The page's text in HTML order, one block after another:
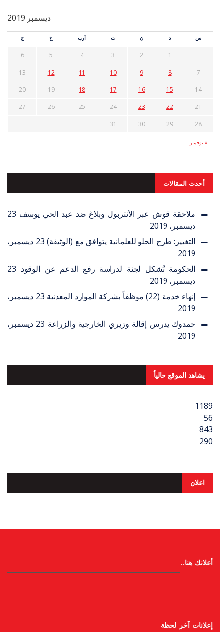
ديسمبر 2019
س د ن ث أرب خ ج
« نوفمبر
1
2
3
4
5
6
7
8
9
10
11
12
13
14
15
16
17
18
19
20
21
22
23
24
25
26
27
28
29
30
31
أحدث المقالات
ملاحقة قوش عبر الأنتربول وبلاغ ضد عبد الحي يوسف 23
ديسمبر، 2019
التغيير: طرح الحلو للعلمانية يتوافق مع (الوثيقة)
23 ديسمبر،
2019
الحكومة تُشكل لجنة لدراسة رفع الدعم عن الوقود 23
ديسمبر، 2019
إنهاء خدمة (22) موظفاً بشركة الموارد المعدنية
23 ديسمبر،
2019
حمدوك يدرس إقالة وزيري الخارجية والزراعة
23 ديسمبر،
2019
يشاهد الموقع حالياُ
1189
56
843
290
اعلان
أعلانك هنا..
إعلانات آخر لحظة